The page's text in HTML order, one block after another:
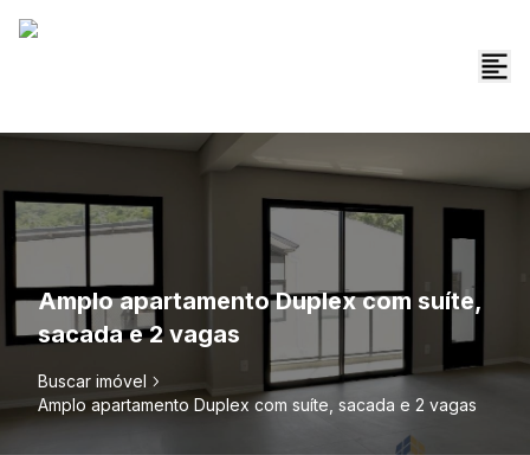
Amplo apartamento Duplex com suíte,
sacada e 2 vagas
Buscar imóvel
Amplo apartamento Duplex com suíte, sacada e 2 vagas